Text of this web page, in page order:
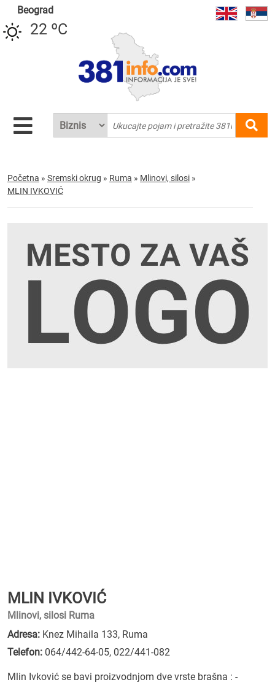
Beograd
22 ºC
Početna » Sremski okrug » Ruma » Mlinovi, silosi »
MLIN IVKOVIĆ
MLIN IVKOVIĆ
Mlinovi, silosi Ruma
Adresa: Knez Mihaila 133, Ruma
Telefon: 064/442-64-05, 022/441-082
Mlin Ivković se bavi proizvodnjom dve vrste brašna : -